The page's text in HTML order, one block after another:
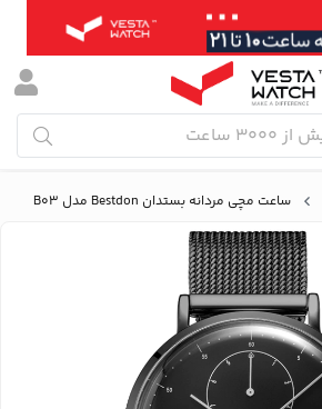
ساعت مچی مردانه بستدان Bestdon مدل BD99199G-B03